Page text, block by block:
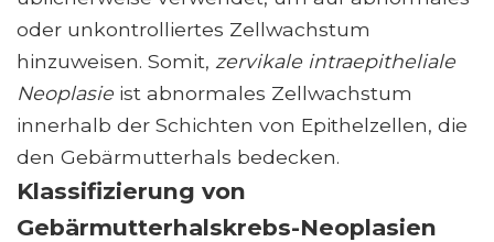
oder unkontrolliertes Zellwachstum
hinzuweisen. Somit, zervikale intraepitheliale
Neoplasie ist abnormales Zellwachstum
innerhalb der Schichten von Epithelzellen, die
den Gebärmutterhals bedecken.
Klassifizierung von
Gebärmutterhalskrebs-Neoplasien